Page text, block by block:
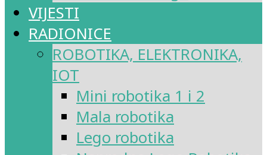
VIJESTI
RADIONICE
ROBOTIKA, ELEKTRONIKA,
IOT
Mini robotika 1 i 2
Mala robotika
Lego robotika